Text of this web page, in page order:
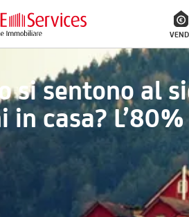
si sentono al
in casa?